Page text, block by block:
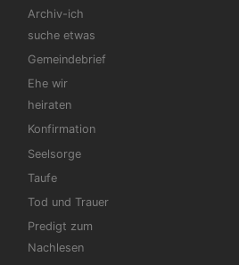
Archiv-ich
suche etwas
Gemeindebrief
Ehe wir
heiraten
Konfirmation
Seelsorge
Taufe
Tod und Trauer
Predigt zum
Nachlesen